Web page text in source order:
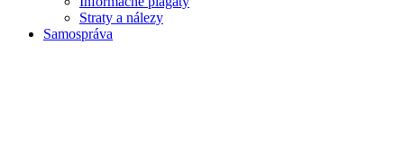
Straty a nálezy
Samospráva